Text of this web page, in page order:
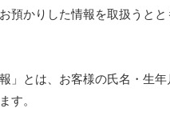
預かりした情報を取扱うと
」とは、お客様の氏名・生
す。